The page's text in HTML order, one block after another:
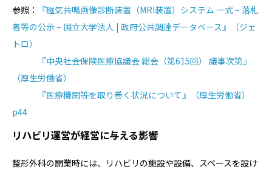
参照：
『磁気共鳴画像診断装置（MRI装置）システム 一式 – 落札
者等の公示 – 国立大学法人 | 政府公共調達データベース』（ジェ
トロ）
『中央社会保険医療協議会 総会（第615回） 議事次第』
（厚生労働省）
『医療機関等を取り巻く状況について』（厚生労働省）
p44
リハビリ運営が経営に与える影響
整形外科の開業時には、リハビリの施設や設備、スペースを設け